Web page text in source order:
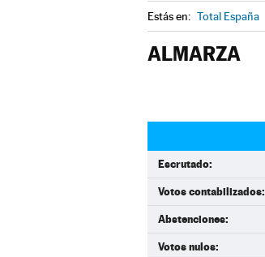
Estás en: Total España
ALMARZA
Escrutado:
Votos contabilizados:
Abstenciones:
Votos nulos: